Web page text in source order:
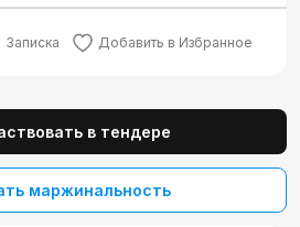
Записка Добавить в Избранное
в тендере
маржинальность